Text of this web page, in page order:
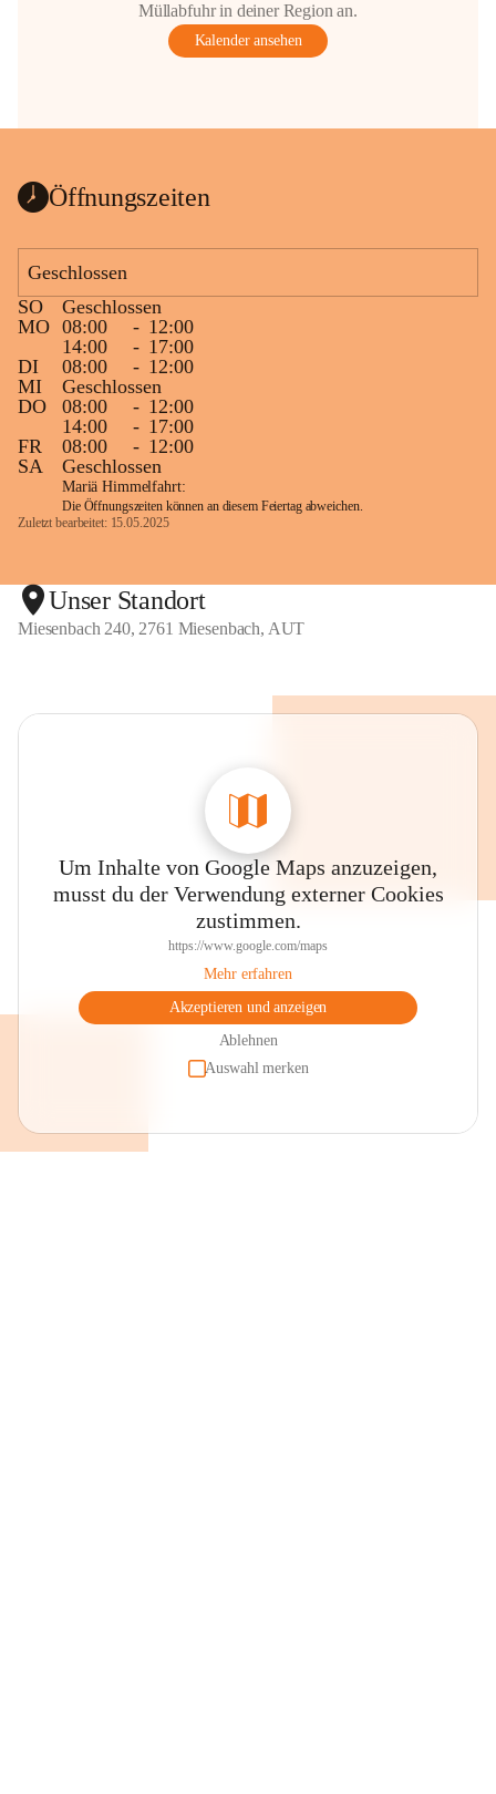
Müllabfuhr in deiner Region an.
Kalender ansehen
Öffnungszeiten
Geschlossen
SO
Geschlossen
MO 08:00 - 12:00
14:00
- 17:00
DI
08:00 - 12:00
MI
Geschlossen
DO
08:00 - 12:00
14:00
- 17:00
FR
08:00 - 12:00
SA
Geschlossen
Mariä Himmelfahrt:
Die Öffnungszeiten können an diesem Feiertag abweichen.
Zuletzt bearbeitet: 15.05.2025
Unser Standort
Miesenbach 240, 2761 Miesenbach, AUT
Um Inhalte von Google Maps anzuzeigen,
musst du der Verwendung externer Cookies
zustimmen.
https://www.google.com/maps
Mehr erfahren
Akzeptieren und anzeigen
Ablehnen
Auswahl merken